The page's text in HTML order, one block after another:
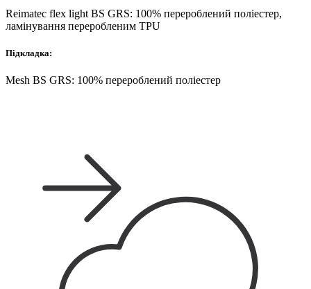
Reimatec flex light BS GRS: 100% перероблений поліестер,
ламінування переробленим TPU
Підкладка:
Mesh BS GRS: 100% перероблений поліестер